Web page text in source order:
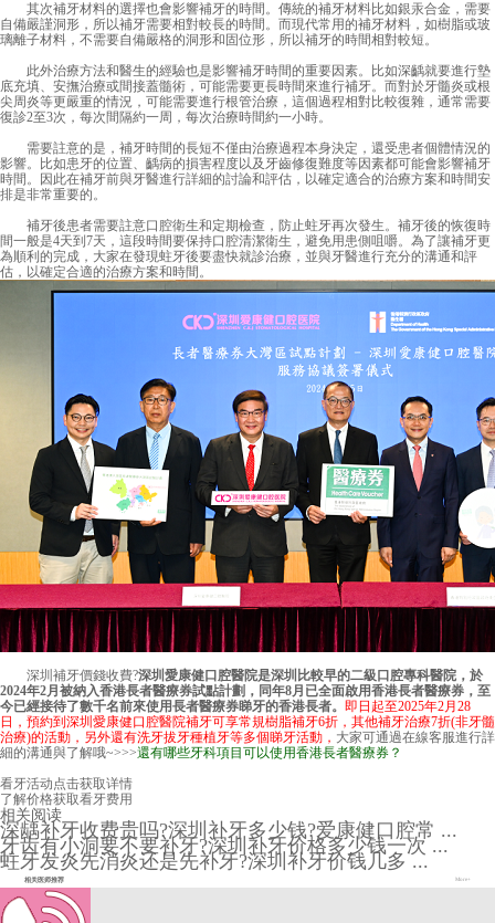
其次補牙材料的選擇也會影響補牙的時間。傳統的補牙材料比如銀汞合金，需要
自備嚴謹洞形，所以補牙需要相對較長的時間。而現代常用的補牙材料，如樹脂或玻
璃離子材料，不需要自備嚴格的洞形和固位形，所以補牙的時間相對較短。
此外治療方法和醫生的經驗也是影響補牙時間的重要因素。比如深齲就要進行墊
底充填、安撫治療或間接蓋髓術，可能需要更長時間來進行補牙。而對於牙髓炎或根
尖周炎等更嚴重的情況，可能需要進行根管治療，這個過程相對比較復雜，通常需要
復診2至3次，每次間隔約一周，每次治療時間約一小時。
需要註意的是，補牙時間的長短不僅由治療過程本身決定，還受患者個體情況的
影響。比如患牙的位置、齲病的損害程度以及牙齒修復難度等因素都可能會影響補牙
時間。因此在補牙前與牙醫進行詳細的討論和評估，以確定適合的治療方案和時間安
排是非常重要的。
補牙後患者需要註意口腔衛生和定期檢查，防止蛀牙再次發生。補牙後的恢復時
間一般是4天到7天，這段時間要保持口腔清潔衛生，避免用患側咀嚼。為了讓補牙更
為順利的完成，大家在發現蛀牙後要盡快就診治療，並與牙醫進行充分的溝通和評
估，以確定合適的治療方案和時間。
深圳補牙價錢收費?深圳愛康健口腔醫院是深圳比較早的二級口腔專科醫院，於
2024年2月被納入香港長者醫療券試點計劃，同年8月已全面啟用香港長者醫療券，至
今已經接待了數千名前來使用長者醫療券睇牙的香港長者。 即日起至2025年2月28
日，預約到 深圳愛康健口腔醫院補牙可享常規樹脂補牙6折，其他補牙治療7折(非牙髓
治療)的活動，另外還有洗牙拔牙種植牙等多個睇牙活動， 大家可通過在線客服進行詳
細的溝通與了解哦~>>>還有哪些牙科項目可以使用香港長者醫療券？
看牙活动点击获取详情
了解价格获取看牙费用
相关阅读
深龋补牙收费贵吗?深圳补牙多少钱?爱康健口腔常 ...
牙齿有小洞要不要补牙?深圳补牙价格多少钱一次 ...
蛀牙发炎先消炎还是先补牙?深圳补牙价钱几多 ...
相关医师推荐 More+